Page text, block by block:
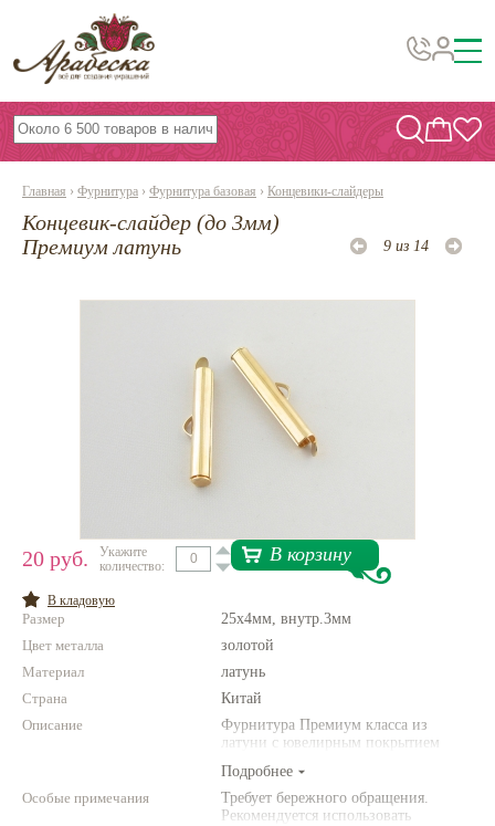
Бусины, подвески, декор
Бисер
Фурнитура
Эпоксидная смола
Шнуры, ленты, нитки
По темам и сезонам
Нетемнеющая фурнитура
Всё для вышивки
Проволока
Натуральные камни
Каталог
О магазине
Главная › Фурнитура › Фурнитура базовая › Концевики-слайдеры
Концевик-слайдер (до 3мм)
Премиум латунь
9 из 14
20 руб.
Укажите
количество:
В корзину
В кладовую
Размер
25х4мм, внутр.3мм
Цвет металла
золотой
Материал
латунь
Страна
Китай
Описание
Фурнитура Премиум класса из
латуни с ювелирным покрытием
Подробнее
Особые примечания
Требует бережного обращения.
Рекомендуется использовать